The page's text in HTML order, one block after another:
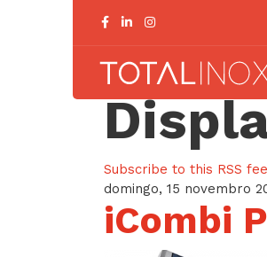
Subscribe to this RSS
domingo, 15 novembro
iCombi